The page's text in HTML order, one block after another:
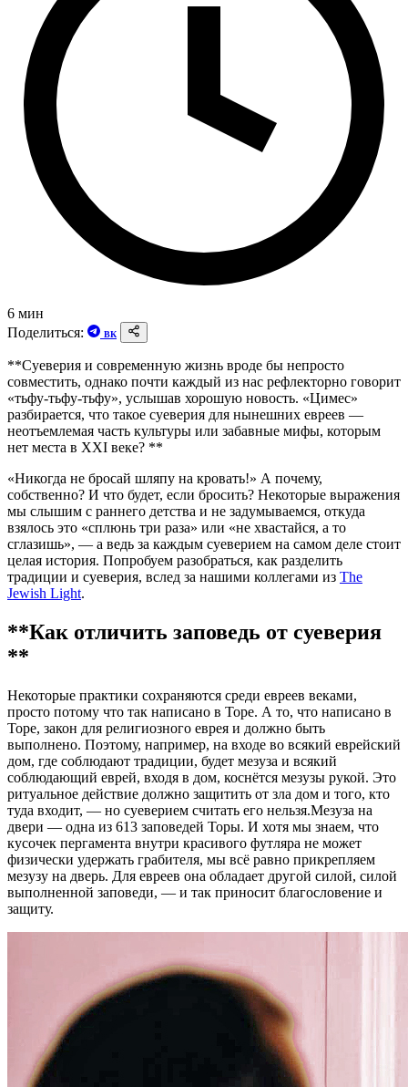
6 мин
Поделиться:
ВК
**Суеверия и современную жизнь вроде бы непросто
совместить, однако почти каждый из нас рефлекторно говорит
«тьфу-тьфу-тьфу», услышав хорошую новость. «Цимес»
разбирается, что такое суеверия для нынешних евреев —
неотъемлемая часть культуры или забавные мифы, которым
нет места в XXI веке? **
«Никогда не бросай шляпу на кровать!» А почему,
собственно? И что будет, если бросить? Некоторые выражения
мы слышим с раннего детства и не задумываемся, откуда
взялось это «сплюнь три раза» или «не хвастайся, а то
сглазишь», — а ведь за каждым суеверием на самом деле стоит
целая история. Попробуем разобраться, как разделить
традиции и суеверия, вслед за нашими коллегами из The
Jewish Light.
**Как отличить заповедь от суеверия
**
Некоторые практики сохраняются среди евреев веками,
просто потому что так написано в Торе. А то, что написано в
Торе, закон для религиозного еврея и должно быть
выполнено. Поэтому, например, на входе во всякий еврейский
дом, где соблюдают традиции, будет мезуза и всякий
соблюдающий еврей, входя в дом, коснётся мезузы рукой. Это
ритуальное действие должно защитить от зла дом и того, кто
туда входит, — но суеверием считать его нельзя.Мезуза на
двери — одна из 613 заповедей Торы. И хотя мы знаем, что
кусочек пергамента внутри красивого футляра не может
физически удержать грабителя, мы всё равно прикрепляем
мезузу на дверь. Для евреев она обладает другой силой, силой
выполненной заповеди, — и так приносит благословение и
защиту.